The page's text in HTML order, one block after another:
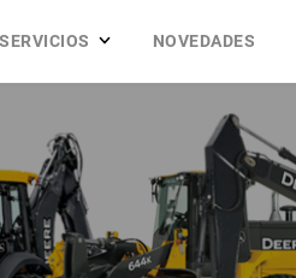
SERVICIOS NOVEDADES